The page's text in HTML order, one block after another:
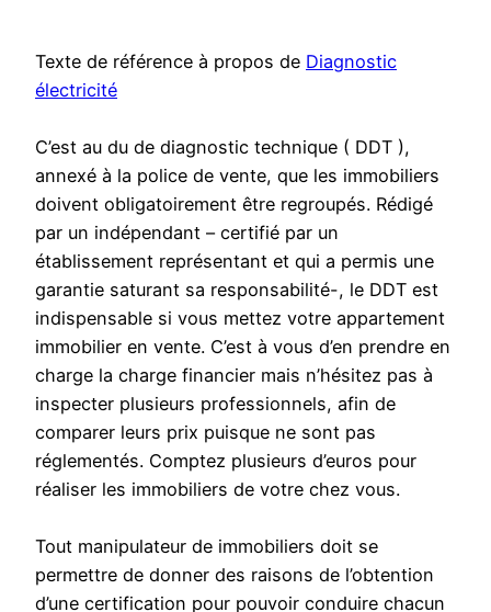
Texte de référence à propos de Diagnostic
électricité
C’est au du de diagnostic technique ( DDT ),
annexé à la police de vente, que les immobiliers
doivent obligatoirement être regroupés. Rédigé
par un indépendant – certifié par un
établissement représentant et qui a permis une
garantie saturant sa responsabilité-, le DDT est
indispensable si vous mettez votre appartement
immobilier en vente. C’est à vous d’en prendre en
charge la charge financier mais n’hésitez pas à
inspecter plusieurs professionnels, afin de
comparer leurs prix puisque ne sont pas
réglementés. Comptez plusieurs d’euros pour
réaliser les immobiliers de votre chez vous.
Tout manipulateur de immobiliers doit se
permettre de donner des raisons de l’obtention
d’une certification pour pouvoir conduire chacun